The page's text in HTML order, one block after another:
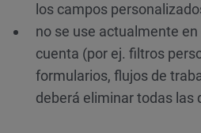
los campos
no se use actualmente
cuenta (por ej. filtros
formularios, flujos de
deberá eliminar todas las